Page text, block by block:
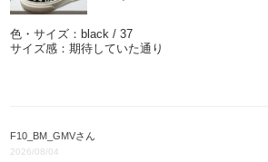
色・サイズ：black / 37
サイズ感：期待していた通り
F10_BM_GMVさん
2026/08/04